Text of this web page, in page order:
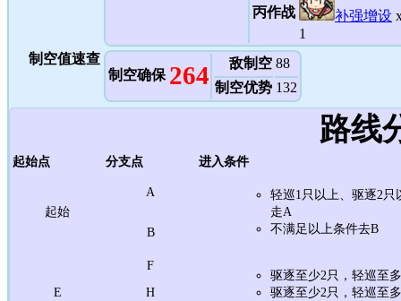
丙作战 补强增设
1
制空值速查
制空确保 264 敌制空 88
制空优势 132
路线
起始点 分支点 进入条件
起始
A
轻巡1只以上、驱逐2
走A
不满足以上条件去B
B
E
F
驱逐至少2只，轻巡至
驱逐至少2只，轻巡至
H